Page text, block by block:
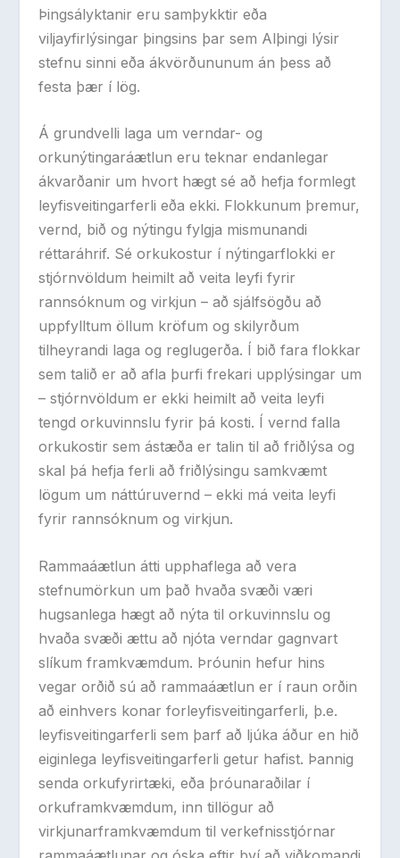
Þingsályktanir eru samþykktir eða
viljayfirlýsingar þingsins þar sem Alþingi lýsir
stefnu sinni eða ákvörðununum án þess að
festa þær í lög.
Á grundvelli laga um verndar- og
orkunýtingaráætlun eru teknar endanlegar
ákvarðanir um hvort hægt sé að hefja formlegt
leyfisveitingarferli eða ekki. Flokkunum þremur,
vernd, bið og nýtingu fylgja mismunandi
réttaráhrif. Sé orkukostur í nýtingarflokki er
stjórnvöldum heimilt að veita leyfi fyrir
rannsóknum og virkjun – að sjálfsögðu að
uppfylltum öllum kröfum og skilyrðum
tilheyrandi laga og reglugerða. Í bið fara flokkar
sem talið er að afla þurfi frekari upplýsingar um
– stjórnvöldum er ekki heimilt að veita leyfi
tengd orkuvinnslu fyrir þá kosti. Í vernd falla
orkukostir sem ástæða er talin til að friðlýsa og
skal þá hefja ferli að friðlýsingu samkvæmt
lögum um náttúruvernd – ekki má veita leyfi
fyrir rannsóknum og virkjun.
Rammaáætlun átti upphaflega að vera
stefnumörkun um það hvaða svæði væri
hugsanlega hægt að nýta til orkuvinnslu og
hvaða svæði ættu að njóta verndar gagnvart
slíkum framkvæmdum. Þróunin hefur hins
vegar orðið sú að rammaáætlun er í raun orðin
að einhvers konar forleyfisveitingarferli, þ.e.
leyfisveitingarferli sem þarf að ljúka áður en hið
eiginlega leyfisveitingarferli getur hafist. Þannig
senda orkufyrirtæki, eða þróunaraðilar í
orkuframkvæmdum, inn tillögur að
virkjunarframkvæmdum til verkefnisstjórnar